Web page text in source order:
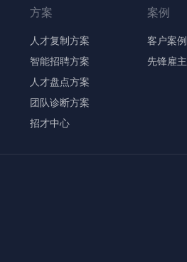
方案
人才复制方案
智能招聘方案
人才盘点方案
团队诊断方案
招才中心
案例
客户案例
先锋雇主